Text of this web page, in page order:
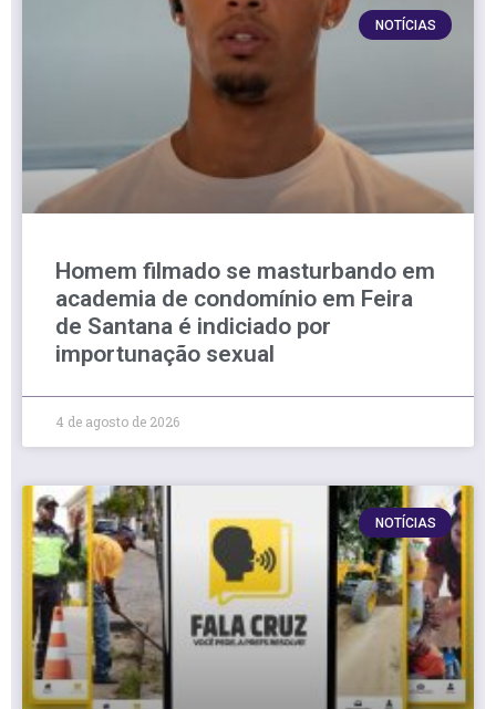
NOTÍCIAS
Homem filmado se masturbando em
academia de condomínio em Feira
de Santana é indiciado por
importunação sexual
4 de agosto de 2026
NOTÍCIAS